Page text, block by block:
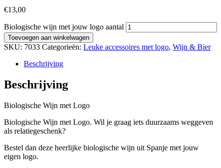
€13,00
Biologische wijn met jouw logo aantal
Toevoegen aan winkelwagen
SKU: 7033 Categorieën: Leuke accessoires met logo, Wijn & Bier
Beschrijving
Beschrijving
Biologische Wijn met Logo
Biologische Wijn met Logo. Wil je graag iets duurzaams weggeven
als relatiegeschenk?
Bestel dan deze heerlijke biologische wijn uit Spanje met jouw
eigen logo.